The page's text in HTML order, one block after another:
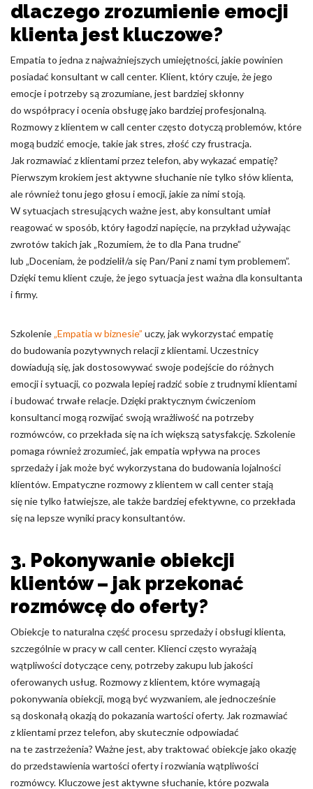
dlaczego zrozumienie emocji
klienta jest kluczowe?
Empatia to jedna z najważniejszych umiejętności, jakie powinien
posiadać konsultant w call center. Klient, który czuje, że jego
emocje i potrzeby są zrozumiane, jest bardziej skłonny
do współpracy i ocenia obsługę jako bardziej profesjonalną.
Rozmowy z klientem w call center często dotyczą problemów, które
mogą budzić emocje, takie jak stres, złość czy frustracja.
Jak rozmawiać z klientami przez telefon, aby wykazać empatię?
Pierwszym krokiem jest aktywne słuchanie nie tylko słów klienta,
ale również tonu jego głosu i emocji, jakie za nimi stoją.
W sytuacjach stresujących ważne jest, aby konsultant umiał
reagować w sposób, który łagodzi napięcie, na przykład używając
zwrotów takich jak „Rozumiem, że to dla Pana trudne”
lub „Doceniam, że podzielił/a się Pan/Pani z nami tym problemem”.
Dzięki temu klient czuje, że jego sytuacja jest ważna dla konsultanta
i firmy.
Szkolenie„Empatia w biznesie” uczy, jak wykorzystać empatię
do budowania pozytywnych relacji z klientami. Uczestnicy
dowiadują się, jak dostosowywać swoje podejście do różnych
emocji i sytuacji, co pozwala lepiej radzić sobie z trudnymi klientami
i budować trwałe relacje. Dzięki praktycznym ćwiczeniom
konsultanci mogą rozwijać swoją wrażliwość na potrzeby
rozmówców, co przekłada się na ich większą satysfakcję. Szkolenie
pomaga również zrozumieć, jak empatia wpływa na proces
sprzedaży i jak może być wykorzystana do budowania lojalności
klientów. Empatyczne rozmowy z klientem w call center stają
się nie tylko łatwiejsze, ale także bardziej efektywne, co przekłada
się na lepsze wyniki pracy konsultantów.
3. Pokonywanie obiekcji
klientów – jak przekonać
rozmówcę do oferty?
Obiekcje to naturalna część procesu sprzedaży i obsługi klienta,
szczególnie w pracy w call center. Klienci często wyrażają
wątpliwości dotyczące ceny, potrzeby zakupu lub jakości
oferowanych usług. Rozmowy z klientem, które wymagają
pokonywania obiekcji, mogą być wyzwaniem, ale jednocześnie
są doskonałą okazją do pokazania wartości oferty. Jak rozmawiać
z klientami przez telefon, aby skutecznie odpowiadać
na te zastrzeżenia? Ważne jest, aby traktować obiekcje jako okazję
do przedstawienia wartości oferty i rozwiania wątpliwości
rozmówcy. Kluczowe jest aktywne słuchanie, które pozwala